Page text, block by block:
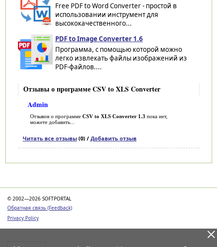
Free PDF to Word Converter - простой в
использовании инструмент для
высококачественного...
PDF to Image Converter 1.6
Программа, с помощью которой можно
легко извлекать файлы изображений из
PDF-файлов....
Отзывы о программе CSV to XLS Converter
Admin
Отзывов о программе CSV to XLS Converter 1.3 пока нет,
можете добавить...
Читать все отзывы(0) / Добавить отзыв
© 2002—2026 SOFTPORTAL
Обратная связь (Feedback)
Privacy Policy